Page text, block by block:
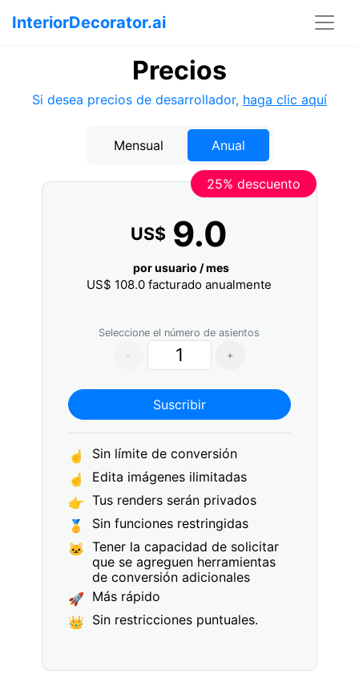
InteriorDecorator.ai
Precios
Si desea precios de desarrollador, haga clic aquí
Mensual Anual
25% descuento
US$ 9.0
por usuario / mes
US$ 108.0 facturado anualmente
Seleccione el número de asientos
-
+
Suscribir
☝
Sin límite de conversión
☝
Edita imágenes ilimitadas
👉 Tus renders serán privados
🥇
Sin funciones restringidas
🐱 Tener la capacidad de solicitar
que se agreguen herramientas
de conversión adicionales
🚀 Más rápido
👑 Sin restricciones puntuales.